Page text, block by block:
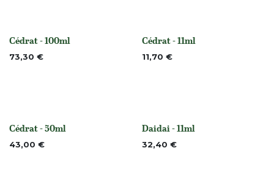
None
Cédrat - 100ml
73,30 € None
Cédrat - 11ml
11,70 €
None
Cédrat - 50ml
43,00 € Nicht vorrättig
Daidai - 11ml
32,40 €